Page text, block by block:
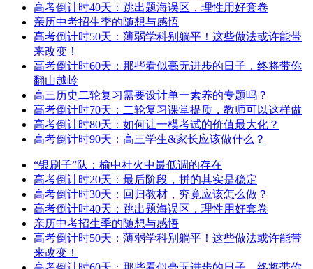
高考倒计时40天：跳出题海误区，理性用好套卷
亲历中考招生季的随想与感悟
高考倒计时50天：薄弱学科别躺平！这些做法或许能带
来改变！
高考倒计时60天：那些看似毫无进步的日子，终将带你
翻山越岭
高三历史二轮复习需要设计单一素养的专题吗？
高考倒计时70天：二轮复习课堂提质，教师可以这样做
高考倒计时80天：如何让一模考试的价值最大化？
高考倒计时90天：高三学生&家长应该做什么？
“银刷子”队：榆中社火中最低调的存在
高考倒计时20天：最后阶段，拼的其实是稳定
高考倒计时30天：回归教材，究竟应该怎么做？
高考倒计时40天：跳出题海误区，理性用好套卷
亲历中考招生季的随想与感悟
高考倒计时50天：薄弱学科别躺平！这些做法或许能带
来改变！